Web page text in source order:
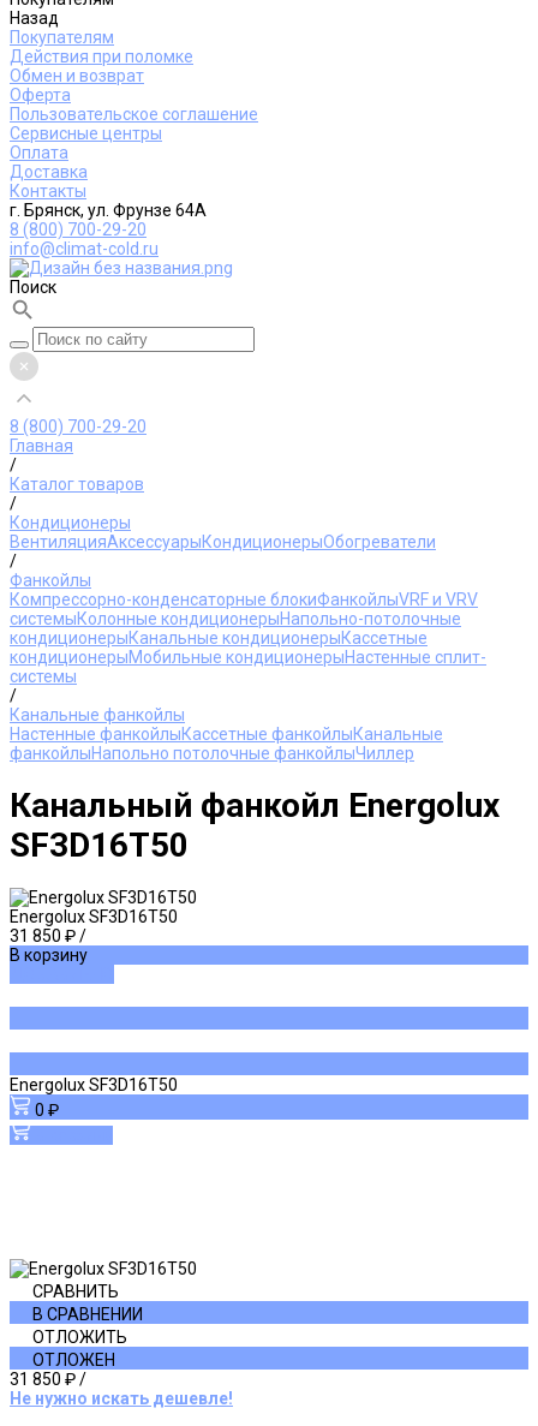
Назад
Покупателям
Действия при поломке
Обмен и возврат
Оферта
Пользовательское соглашение
Сервисные центры
Оплата
Доставка
Контакты
г. Брянск, ул. Фрунзе 64А
8 (800) 700-29-20
info@climat-cold.ru
Поиск
8 (800) 700-29-20
Главная
/
Каталог товаров
/
Кондиционеры
ВентиляцияАксессуарыКондиционерыОбогреватели
/
Фанкойлы
Компрессорно-конденсаторные блокиФанкойлыVRF и VRV
системыКолонные кондиционерыНапольно-потолочные
кондиционерыКанальные кондиционерыКассетные
кондиционерыМобильные кондиционерыНастенные сплит-
системы
/
Канальные фанкойлы
Настенные фанкойлыКассетные фанкойлыКанальные
фанкойлыНапольно потолочные фанкойлыЧиллер
Канальный фанкойл Energolux
SF3D16T50
Energolux SF3D16T50
31 850 ₽/
В корзину
Energolux SF3D16T50
0 ₽
СРАВНИТЬ
В СРАВНЕНИИ
ОТЛОЖИТЬ
ОТЛОЖЕН
31 850 ₽/
Не нужно искать дешевле!